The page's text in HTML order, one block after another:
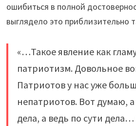
ошибиться в полной
выглядело это приблизительно
«…Такое явление как
патриотизм. Довольное
Патриотов у нас уже
непатриотов. Вот думаю, а
дела, а ведь по сути